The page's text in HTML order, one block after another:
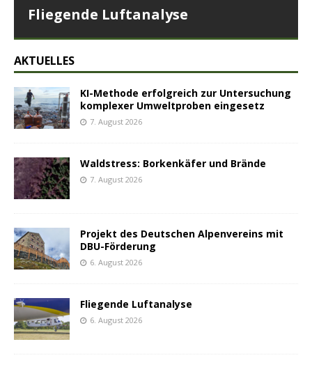
Fliegende Luftanalyse
AKTUELLES
KI-Methode erfolgreich zur Untersuchung
komplexer Umweltproben eingesetz
7. August 2026
Waldstress: Borkenkäfer und Brände
7. August 2026
Projekt des Deutschen Alpenvereins mit
DBU-Förderung
6. August 2026
Fliegende Luftanalyse
6. August 2026